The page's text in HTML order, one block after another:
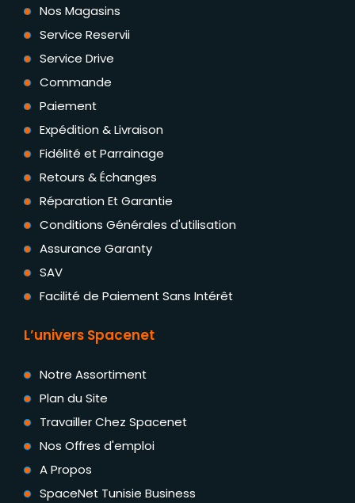
Nos Magasins
Service Reservii
Service Drive
Commande
Paiement
Expédition & Livraison
Fidélité et Parrainage
Retours & Échanges
Réparation Et Garantie
Conditions Générales d'utilisation
Assurance Garanty
SAV
Facilité de Paiement Sans Intérêt
L’univers Spacenet
Notre Assortiment
Plan du Site
Travailler Chez Spacenet
Nos Offres d'emploi
A Propos
SpaceNet Tunisie Business